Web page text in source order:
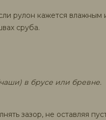
рулон кажется влажным
сруба.
в брусе или бревне.
зазор, не оставляя